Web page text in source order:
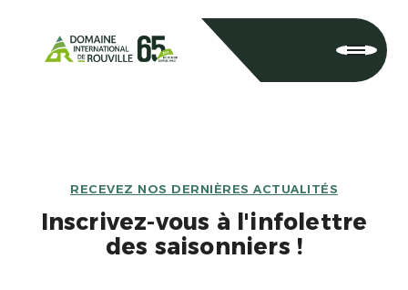
RECEVEZ NOS DERNIÈRES ACTUALITÉS
Inscrivez-vous à l'infolettre
des saisonniers !